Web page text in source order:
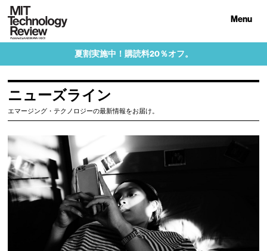
Menu
夏割実施中！購読料20％オフ。
ニューズライン
エマージング・テクノロジーの最新情報をお届け。